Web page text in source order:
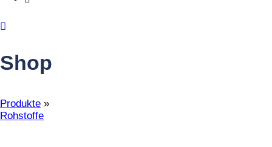
Shop
Produkte »
Rohstoffe